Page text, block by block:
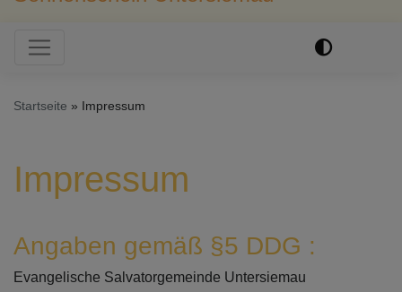
Hauptnavigation
Startseite Impressum
Impressum
Angaben gemäß §5 DDG :
Evangelische Salvatorgemeinde Untersiemau